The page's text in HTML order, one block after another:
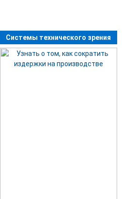
Системы технического зрения